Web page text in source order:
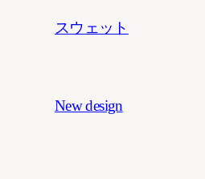
スウェット
New design